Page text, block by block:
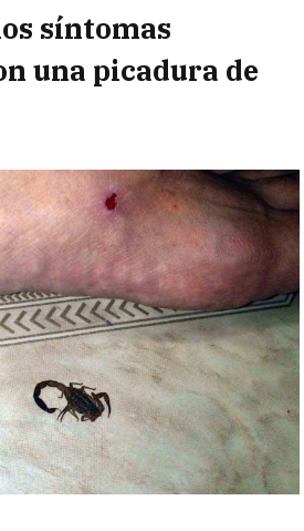
síntomas
una picadura de